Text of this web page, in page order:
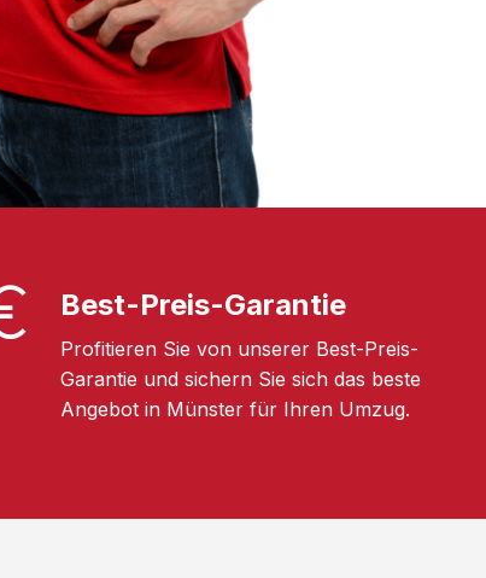
Best-Preis-Garantie
Profitieren Sie von unserer Best-Preis-
Garantie und sichern Sie sich das beste
Angebot in Münster für Ihren Umzug.